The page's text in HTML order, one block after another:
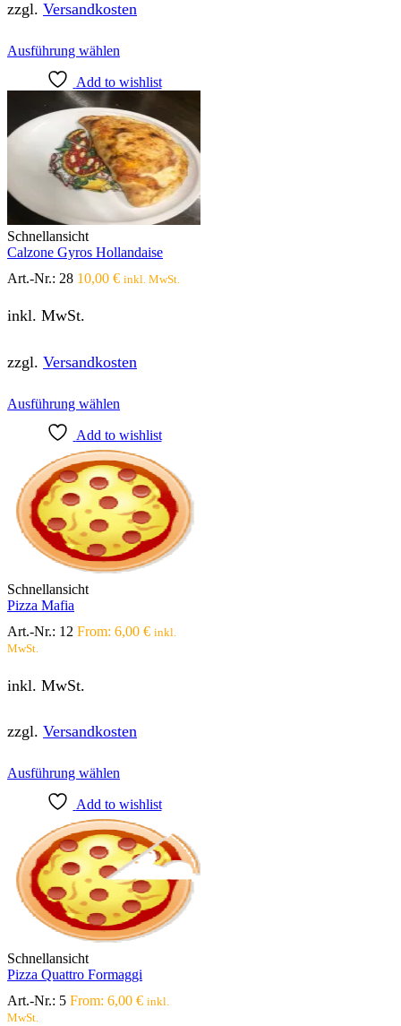
zzgl. Versandkosten
Ausführung wählen
weist
mehrere
Varianten
auf.
Die
Optionen
können
auf
der
Produktseite
werden
Add to wishlist
Schnellansicht
Calzone Gyros Hollandaise
Art.-Nr.: 28 10,00 € inkl. MwSt.
inkl. MwSt.
zzgl. Versandkosten
Ausführung wählen
weist
mehrere
Varianten
auf.
Die
Optionen
können
auf
der
Add to wishlist
Schnellansicht
Pizza Mafia
Art.-Nr.: 12 From: 6,00 € inkl.
MwSt.
inkl. MwSt.
zzgl. Versandkosten
Ausführung wählen
weist
mehrere
Varianten
auf.
Die
Optionen
können
auf
der
werden
Add to wishlist
Schnellansicht
Pizza Quattro Formaggi
Art.-Nr.: 5 From: 6,00 € inkl.
MwSt.